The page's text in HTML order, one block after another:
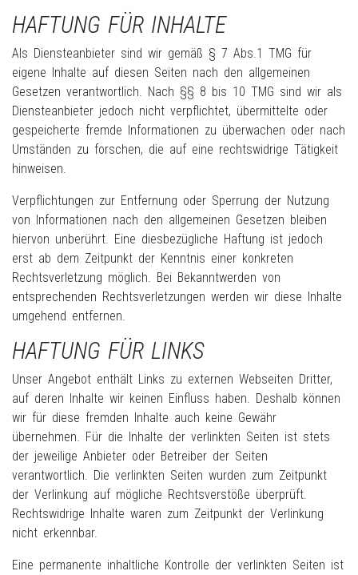
HAFTUNG FÜR INHALTE
Als Diensteanbieter sind wir gemäß § 7 Abs.1 TMG für
eigene Inhalte auf diesen Seiten nach den allgemeinen
Gesetzen verantwortlich. Nach §§ 8 bis 10 TMG sind wir als
Diensteanbieter jedoch nicht verpflichtet, übermittelte oder
gespeicherte fremde Informationen zu überwachen oder nach
Umständen zu forschen, die auf eine rechtswidrige Tätigkeit
hinweisen.
Verpflichtungen zur Entfernung oder Sperrung der Nutzung
von Informationen nach den allgemeinen Gesetzen bleiben
hiervon unberührt. Eine diesbezügliche Haftung ist jedoch
erst ab dem Zeitpunkt der Kenntnis einer konkreten
Rechtsverletzung möglich. Bei Bekanntwerden von
entsprechenden Rechtsverletzungen werden wir diese Inhalte
umgehend entfernen.
HAFTUNG FÜR LINKS
Unser Angebot enthält Links zu externen Webseiten Dritter,
auf deren Inhalte wir keinen Einfluss haben. Deshalb können
wir für diese fremden Inhalte auch keine Gewähr
übernehmen. Für die Inhalte der verlinkten Seiten ist stets
der jeweilige Anbieter oder Betreiber der Seiten
verantwortlich. Die verlinkten Seiten wurden zum Zeitpunkt
der Verlinkung auf mögliche Rechtsverstöße überprüft.
Rechtswidrige Inhalte waren zum Zeitpunkt der Verlinkung
nicht erkennbar.
Eine permanente inhaltliche Kontrolle der verlinkten Seiten ist